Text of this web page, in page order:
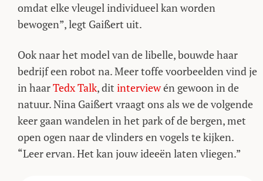
omdat elke vleugel individueel kan worden
bewogen”, legt Gaißert uit.
Ook naar het model van de libelle, bouwde haar
bedrijf een robot na. Meer toffe voorbeelden vind je
in haarTedx Talk, dit interviewén gewoon in de
natuur. Nina Gaißert vraagt ons als we de volgende
keer gaan wandelen in het park of de bergen, met
open ogen naar de vlinders en vogels te kijken.
“Leer ervan. Het kan jouw ideeën laten vliegen.”